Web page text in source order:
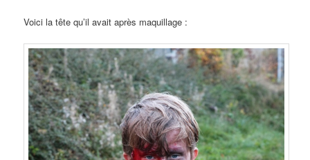
Voici la tête qu’il avait après maquillage :